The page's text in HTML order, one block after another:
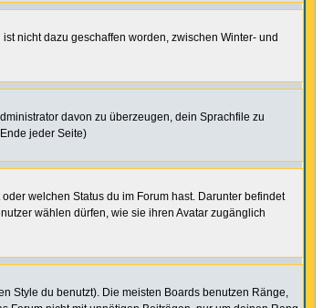
nicht dazu geschaffen worden, zwischen Winter- und
davon zu überzeugen, dein Sprachfile zu
jeder Seite)
welchen Status du im Forum hast. Darunter befindet
wählen dürfen, wie sie ihren Avatar zugänglich
Style du benutzt). Die meisten Boards benutzen Ränge,